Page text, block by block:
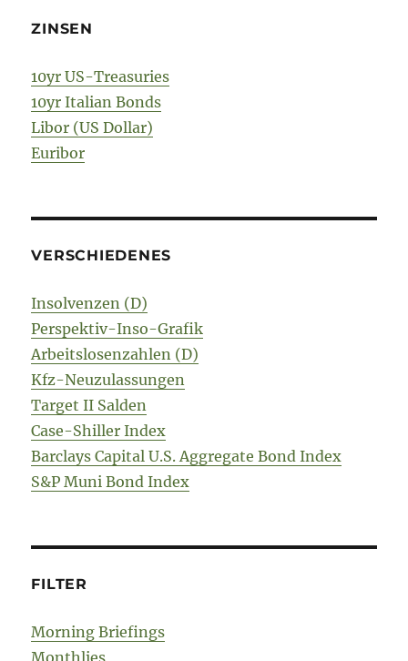
ZINSEN
10yr US-Treasuries
10yr Italian Bonds
Libor (US Dollar)
Euribor
VERSCHIEDENES
Insolvenzen (D)
Perspektiv-Inso-Grafik
Arbeitslosenzahlen (D)
Kfz-Neuzulassungen
Target II Salden
Case-Shiller Index
Barclays Capital U.S. Aggregate Bond Index
S&P Muni Bond Index
FILTER
Morning Briefings
Monthlies